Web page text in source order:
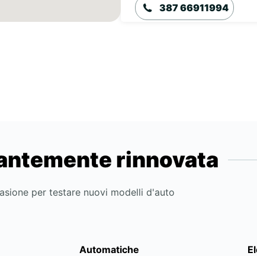
387 66911994
rinnovata
per testare nuovi modelli d'auto
Automatiche